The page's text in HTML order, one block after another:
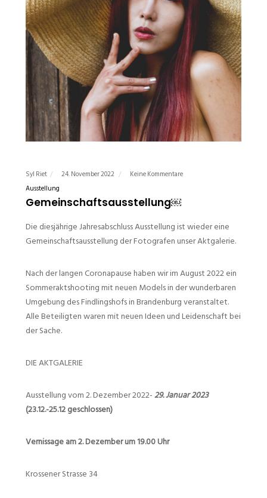
Syl Riet 24. November 2022
Keine Kommentare
Ausstellung
Gemeinschaftsausstellung￼
Die diesjährige Jahresabschluss Ausstellung ist wieder eine
Gemeinschaftsausstellung der Fotografen unser Aktgalerie.
Nach der langen Coronapause haben wir im August 2022 ein
Sommeraktshooting mit neuen Models in der wunderbaren
Umgebung des Findlingshofs in Brandenburg veranstaltet.
Alle Beteiligten waren mit neuen Ideen und Leidenschaft bei
der Sache.
DIE AKTGALERIE
Ausstellung vom 2. Dezember 2022-29. Januar 2023
(23.12.-25.12 geschlossen)
Vernissage am 2. Dezember um 19.00 Uhr
Krossener Strasse 34